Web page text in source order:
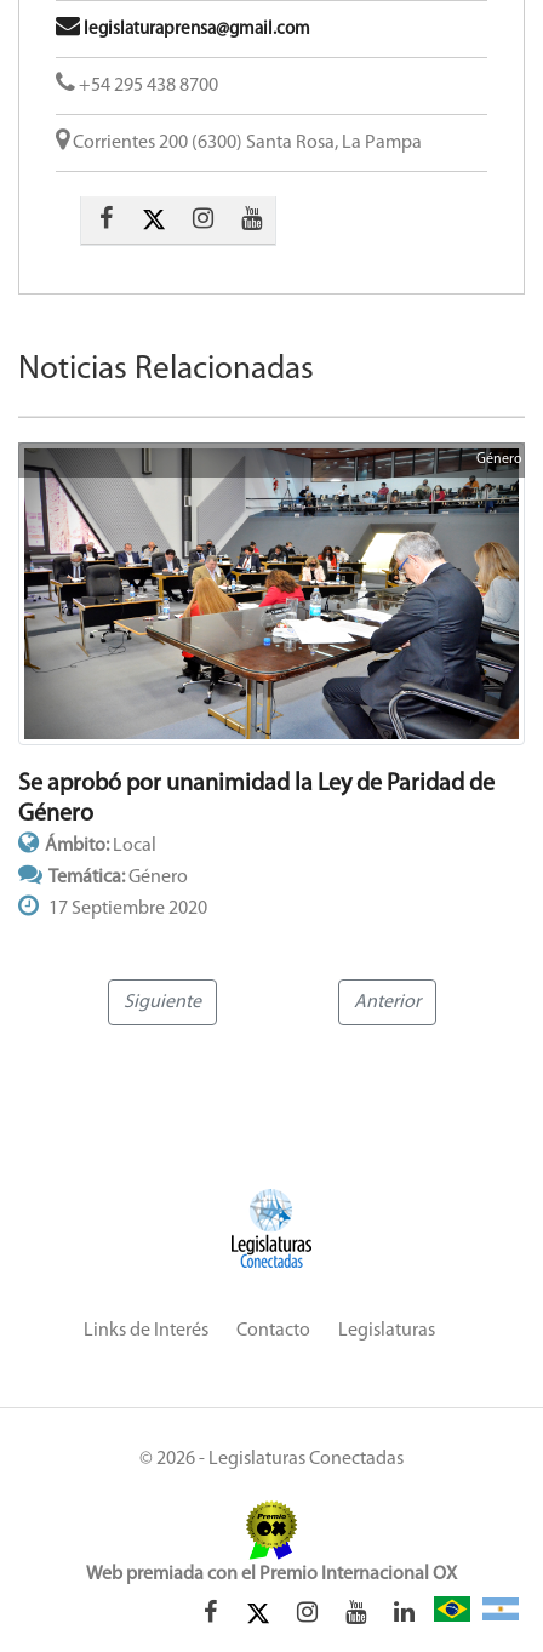
legislaturaprensa@gmail.com
+54 295 438 8700
Corrientes 200 (6300) Santa Rosa, La Pampa
Noticias Relacionadas
Género
Se aprobó por unanimidad la Ley de Paridad de
Género
Ámbito: Local
Temática:Género
17 Septiembre 2020
Siguiente Anterior
Links de Interés Contacto Legislaturas
© 2026 - Legislaturas Conectadas
Web premiada con el Premio Internacional OX